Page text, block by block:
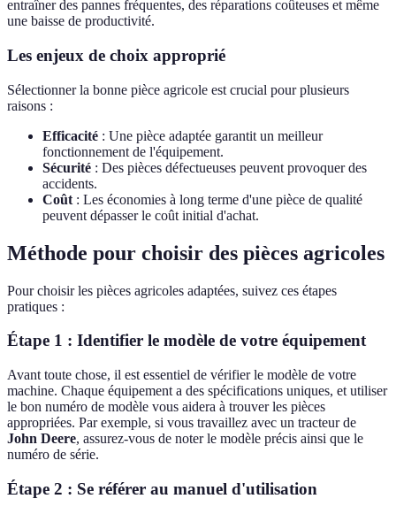
entraîner des pannes fréquentes, des réparations coûteuses et même
une baisse de productivité.
Les enjeux de choix approprié
Sélectionner la bonne pièce agricole est crucial pour plusieurs
raisons :
Efficacité : Une pièce adaptée garantit un meilleur
fonctionnement de l'équipement.
Sécurité : Des pièces défectueuses peuvent provoquer des
accidents.
Coût : Les économies à long terme d'une pièce de qualité
peuvent dépasser le coût initial d'achat.
Méthode pour choisir des pièces agricoles
Pour choisir les pièces agricoles adaptées, suivez ces étapes
pratiques :
Étape 1 : Identifier le modèle de votre équipement
Avant toute chose, il est essentiel de vérifier le modèle de votre
machine. Chaque équipement a des spécifications uniques, et utiliser
le bon numéro de modèle vous aidera à trouver les pièces
appropriées. Par exemple, si vous travaillez avec un tracteur de
John Deere, assurez-vous de noter le modèle précis ainsi que le
numéro de série.
Étape 2 : Se référer au manuel d'utilisation